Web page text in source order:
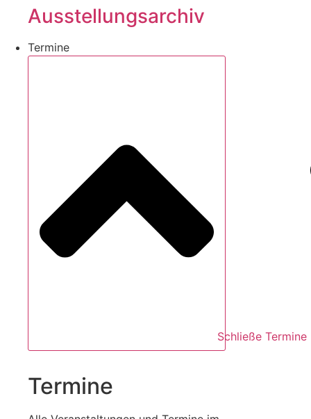
Ausstellungsarchiv
Termine
Schließe Termine
Termine